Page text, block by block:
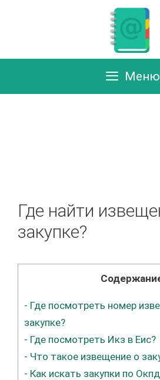
Меню
Где найти
закупке?
- Где посмотреть номер
закупке?
- Где посмотреть Икз в Еис?
- Что такое извещение о
- Как искать закупки по